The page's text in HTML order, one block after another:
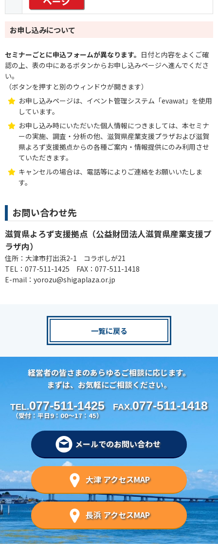
お申し込みについて
セミナーごとに申込フォームが異なります。 日付と内容をよくご確
認の上、表の中にあるボタンからお申し込みページへ進んでくださ
い。
（ボタンを押すと別のウィンドウが開きます）
お申し込みページは、イベント管理システム「evawat」を使用
しています。
お申し込み時にいただいた個人情報につきましては、本セミナ
ーの実施、調査・分析の他、滋賀県産業支援プラザおよび滋賀
県よろず支援拠点からの各種ご案内・情報提供にのみ利用させ
ていただきます。
キャンセルの場合は、電話等によりご連絡をお願いいたしま
す。
お問い合わせ先
滋賀県よろず支援拠点（公益財団法人滋賀県産業支援プ
ラザ内）
住所：大津市打出浜2-1 コラボしが21
TEL：077-511-1425 FAX：077-511-1418
E-mail：yorozu@shigaplaza.or.jp
一覧に戻る
経営者の皆さまのあらゆるご相談に応じます。
まずは、お気軽にご相談ください。
TEL.077-511-1425
（受付：平日9：00～17：45）
FAX.077-511-1418
メールでのお問い合わせ
大津 アクセスMAP
長浜 アクセスMAP